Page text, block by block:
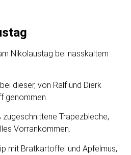
Nikolaustag bei nasskaltem
dieser, von Ralf und Dierk
genommen.
zugeschnittene Trapezbleche,
Vorrankommen.
mit Bratkartoffel und Apfelmus,